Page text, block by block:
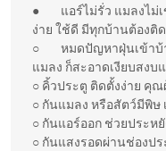
● แอร์ไม่รั่ว แมลงไม่เ
ง่าย ใช้ดี มีทุกบ้านต้องติด
○ หมดปัญหาฝุ่นเข้าบ้า
แมลง ก็สะอาดเงียบสงบ
○ คิ้วประตู ติดตั้งง่าย คุ
○ กันแมลง หรือสัตว์มีพิษ
○ กันแอร์ออก ช่วยประห
○ กันแสงรอดผ่านช่องปร